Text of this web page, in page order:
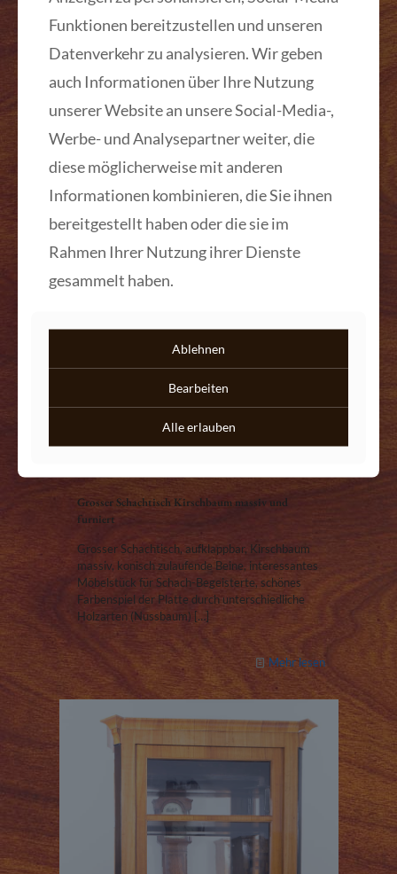
Wir fertigen Stühle im Biedermeier Stil in
unterschiedlichen Holzarten, wie Kirschbaum,
Mehr lesen
Grosser Schachtisch Kirschbaum massiv und
furniert
Grosser Schachtisch, aufklappbar, Kirschbaum
massiv, konisch zulaufende Beine, interessantes
Möbelstück für Schach-Begeisterte, schönes
Farbenspiel der Platte durch unterschiedliche
Holzarten (Nussbaum) […]
Mehr lesen
Funktionen bereitzustellen und unseren
Datenverkehr zu analysieren. Wir geben
auch Informationen über Ihre Nutzung
unserer Website an unsere Social-Media-,
Werbe- und Analysepartner weiter, die
diese möglicherweise mit anderen
Informationen kombinieren, die Sie ihnen
bereitgestellt haben oder die sie im
Rahmen Ihrer Nutzung ihrer Dienste
gesammelt haben.
Ablehnen
Bearbeiten
Alle erlauben